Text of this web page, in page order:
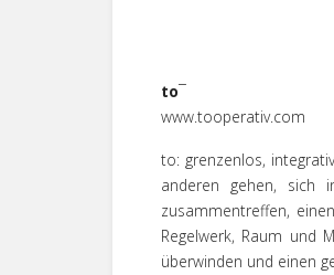
to¯
www.tooperativ.com
to: grenzenlos,
anderen gehen, sich
zusammentreffen,
Regelwerk, Raum und
überwinden und einen